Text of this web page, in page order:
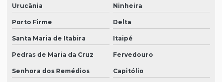
Urucânia Ninheira
Porto Firme Delta
Santa Maria de Itabira Itaipé
Pedras de Maria da Cruz Fervedouro
Senhora dos Remédios Capitólio